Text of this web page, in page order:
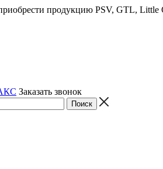
продукцию PSV, GTL, Little
Заказать звонок